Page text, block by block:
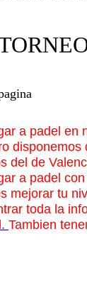
a padel en
disponemos
del de
a padel
mejorar tu
toda la
Tambien